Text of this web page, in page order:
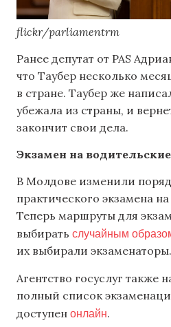
flickr/parliamentrm
Ранее депутат от PAS
что Таубер несколько
в стране. Таубер же
убежала из страны, и
закончит свои дела.
Экзамен на
В Молдове изменили
практического экзамена
Теперь маршруты для
выбирать случайным
их выбирали экзаменаторы.
Агентство госуслуг также
полный список
доступен онлайн.